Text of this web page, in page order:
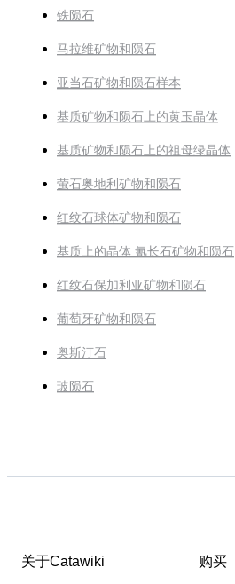
铁陨石
马拉维矿物和陨石
亚当石矿物和陨石样本
基质矿物和陨石上的黄玉晶体
基质矿物和陨石上的祖母绿晶体
萤石奥地利矿物和陨石
红纹石球体矿物和陨石
基质上的晶体 氰长石矿物和陨石
红纹石保加利亚矿物和陨石
葡萄牙矿物和陨石
奥斯汀石
玻陨石
关于Catawiki 购买